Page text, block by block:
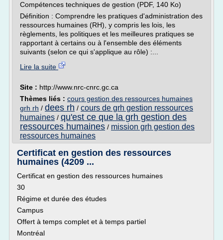
Compétences techniques de gestion (PDF, 140 Ko)
Définition : Comprendre les pratiques d'administration des
ressources humaines (RH), y compris les lois, les
règlements, les politiques et les meilleures pratiques se
rapportant à certains ou à l'ensemble des éléments
suivants (selon ce qui s'applique au rôle) :...
Lire la suite
Site : http://www.nrc-cnrc.gc.ca
Thèmes liés : cours gestion des ressources humaines
grh rh / dees rh / cours de grh gestion ressources
humaines / qu'est ce que la grh gestion des
ressources humaines / mission grh gestion des
ressources humaines
Certificat en gestion des ressources
humaines (4209 ...
Certificat en gestion des ressources humaines
30
Régime et durée des études
Campus
Offert à temps complet et à temps partiel
Montréal